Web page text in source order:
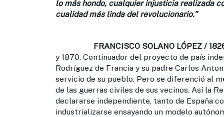
lo más hondo, cualquier injusticia realizada
cualidad más linda del revolucionario.”
FRANCISCO SOLANO LÓPEZ /
y 1870. Continuador del proyecto de país
Rodríguez de Francia y su padre Carlos
servicio de su pueblo. Pero se diferenció al
de las guerras civiles de sus vecinos. Así la
declararse independiente, tanto de España
industrializarse ensayando un modelo